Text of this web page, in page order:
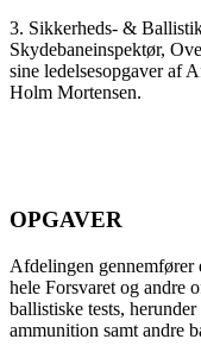
3. Sikkerheds- &
Skydebaneinspektør,
sine ledelsesopgaver af
Holm Mortensen.
OPGAVER
Afdelingen
hele Forsvaret og andre
ballistiske tests,
ammunition samt andre